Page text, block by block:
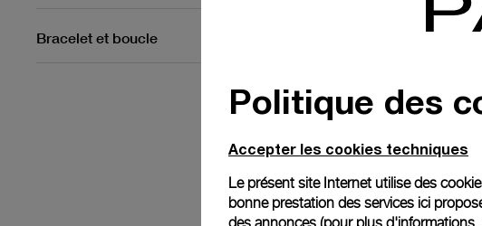
Bracelet et boucle
Politique des
Accepter les cookies techniques
Le présent site Internet utilise des
bonne prestation des services ici